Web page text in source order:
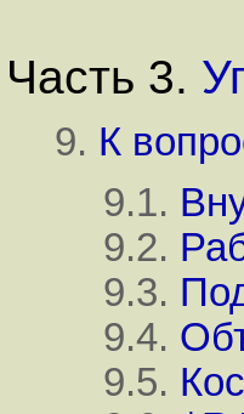
Часть 3.
9. К
9.1.
9.2.
9.3.
9.4.
9.5.